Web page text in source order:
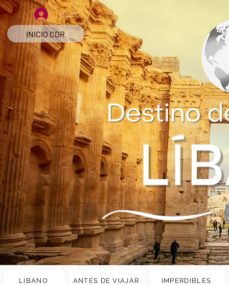
Log In
INICIO CDR
LIBANO ANTES DE VIAJAR IMPERDIBLES